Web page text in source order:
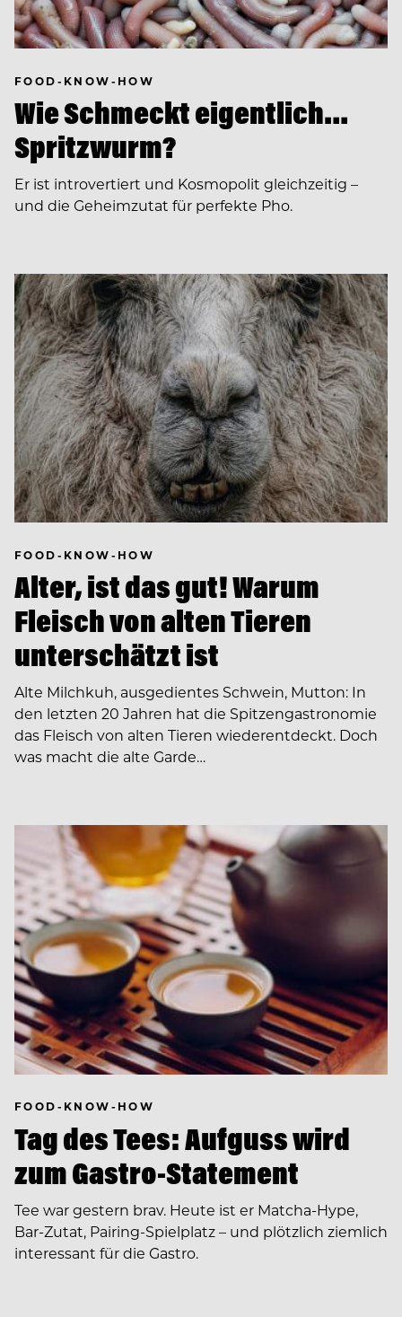
FOOD-KNOW-HOW
Wie Schmeckt eigentlich…
Spritzwurm?
Er ist introvertiert und Kosmopolit gleichzeitig –
und die Geheimzutat für perfekte Pho.
FOOD-KNOW-HOW
Alter, ist das gut! Warum
Fleisch von alten Tieren
unterschätzt ist
Alte Milchkuh, ausgedientes Schwein, Mutton: In
den letzten 20 Jahren hat die Spitzengastronomie
das Fleisch von alten Tieren wiederentdeckt. Doch
was macht die alte Garde…
FOOD-KNOW-HOW
Tag des Tees: Aufguss wird
zum Gastro-Statement
Tee war gestern brav. Heute ist er Matcha-Hype,
Bar-Zutat, Pairing-Spielplatz – und plötzlich ziemlich
interessant für die Gastro.